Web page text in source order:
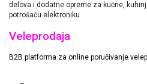
delova i dodatne opreme za kućne,
potrošaču elektroniku
Veleprodaja
B2B platforma za online poručivanje